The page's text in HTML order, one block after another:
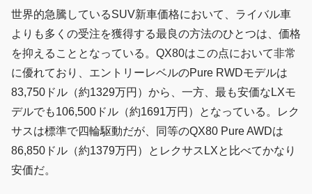
世界的急騰しているSUV新車価格において、ライバル車
よりも多くの受注を獲得する最良の方法のひとつは、価格
を抑えることとなっている。QX80はこの点において非常
に優れており、エントリーレベルのPure RWDモデルは
83,750ドル（約1329万円）から、一方、最も安価なLXモ
デルでも106,500ドル（約1691万円）となっている。レク
サスは標準で四輪駆動だが、同等のQX80 Pure AWDは
86,850ドル（約1379万円）とレクサスLXと比べてかなり
安価だ。